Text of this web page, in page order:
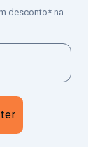
desconto* na